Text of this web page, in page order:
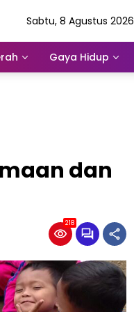
Sabtu, 8 Agustus 2026
Gaya Hidup
dan
218